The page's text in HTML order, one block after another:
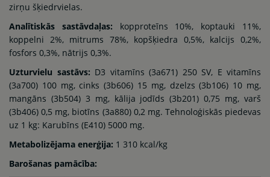
zirņu šķiedrvielas.
Analītiskās sastāvdaļas: kopproteīns 10%, koptauki 11%,
koppelni 2%, mitrums 78%, kopšķiedra 0,5%, kalcijs 0,2%,
fosfors 0,3%, nātrijs 0,3%.
Uzturvielu sastāvs: D3 vitamīns (3a671) 250 SV, E vitamīns
(3a700) 100 mg, cinks (3b606) 15 mg, dzelzs (3b106) 10 mg,
mangāns (3b504) 3 mg, kālija jodīds (3b201) 0,75 mg, varš
(3b406) 0,5 mg, biotīns (3a880) 0,2 mg. Tehnoloģiskās piedevas
uz 1 kg: Karubīns (E410) 5000 mg.
Metabolizējama enerģija: 1 310 kcal/kg
Barošanas pamācība: